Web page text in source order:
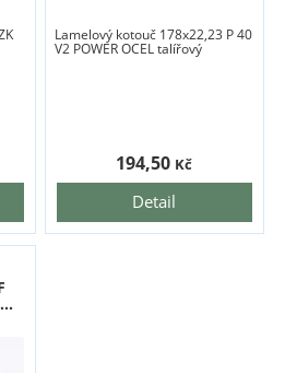
Lamelový kotouč 178x22,23 P 40
V2 POWER OCEL talířový
Detail
194,50 Kč